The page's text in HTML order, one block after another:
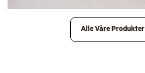
Alle Våre Produkter